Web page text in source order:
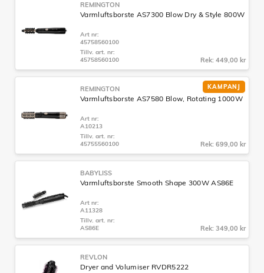
REMINGTON
Varmluftsborste AS7300 Blow Dry & Style 800W
Art nr:
45758560100
Tillv. art. nr:
45758560100
Rek: 449,00 kr
KAMPANJ
REMINGTON
Varmluftsborste AS7580 Blow, Rotating 1000W
Art nr:
A10213
Tillv. art. nr:
45755560100
Rek: 699,00 kr
BABYLISS
Varmluftsborste Smooth Shape 300W AS86E
Art nr:
A11328
Tillv. art. nr:
AS86E
Rek: 349,00 kr
REVLON
Dryer and Volumiser RVDR5222